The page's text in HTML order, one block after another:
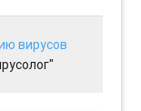
вирусов